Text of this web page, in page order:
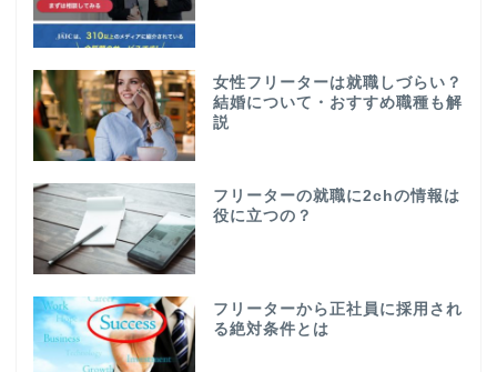
女性フリーターは就職しづらい？
結婚について・おすすめ職種も解
説
フリーターの就職に2chの情報は
役に立つの？
フリーターから正社員に採用され
る絶対条件とは